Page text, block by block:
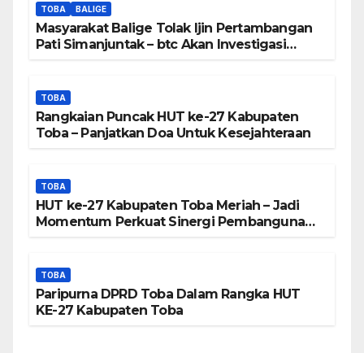
Peta DTA – Tanda Tangan
Masyarakat Diduga
TOBA BALIGE
Masyarakat Balige Tolak Ijin Pertambangan
Pati Simanjuntak – btc Akan Investigasi
TOBA
Rangkaian Puncak HUT ke-27 Kabupaten
Toba – Panjatkan Doa Untuk Kesejahteraan
TOBA
HUT ke-27 Kabupaten Toba Meriah – Jadi
Momentum Perkuat Sinergi Pembangunan
TOBA
Paripurna DPRD Toba Dalam Rangka HUT
KE-27 Kabupaten Toba